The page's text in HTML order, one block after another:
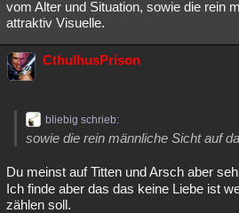
vom Alter und Situation, sowie die rein
attraktiv Visuelle.
CthulhusPrison
bliebig schrieb:
sowie die rein männliche Sicht auf
Du meinst auf Titten und Arsch aber
Ich finde aber das das keine Liebe ist
zählen soll.